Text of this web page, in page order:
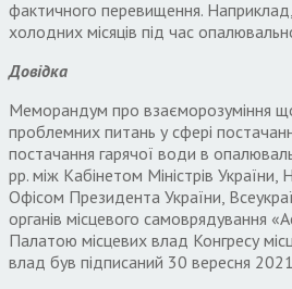
фактичного перевищення.
холодних місяців під час
Довідка
Меморандум про взаєморозуміння
проблемних питань у сфері
постачання гарячої води в
рр. між Кабінетом Міністрів
Офісом Президента України,
органів місцевого самоврядування
Палатою місцевих влад Конгресу
влад був підписаний 30 вересня